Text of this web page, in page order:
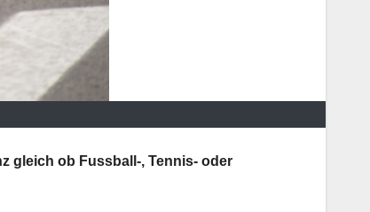
gleich ob Fussball-, Tennis- oder